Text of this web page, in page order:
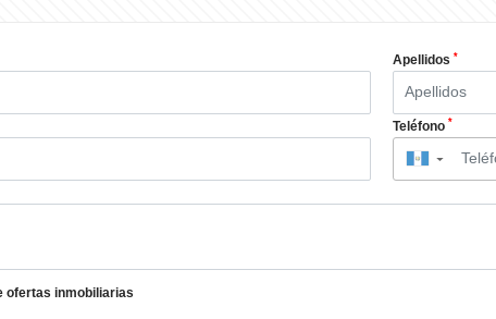
Apellidos *
Teléfono *
▼
ofertas inmobiliarias